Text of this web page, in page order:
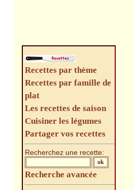
Recettes par thème
Recettes par famille de
plat
Les recettes de saison
Cuisiner les légumes
Partager vos recettes
Recherchez une recette:
Recherche avancée